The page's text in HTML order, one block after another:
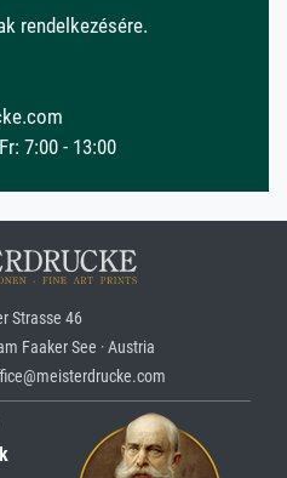
rendelkezésére.
7:00 - 13:00
Strasse 46
Faaker See · Austria